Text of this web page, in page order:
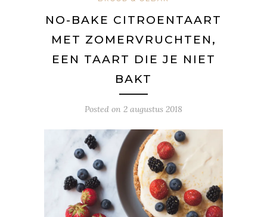
NO-BAKE CITROENTAART
MET ZOMERVRUCHTEN,
EEN TAART DIE JE NIET
BAKT
Posted on 2 augustus 2018